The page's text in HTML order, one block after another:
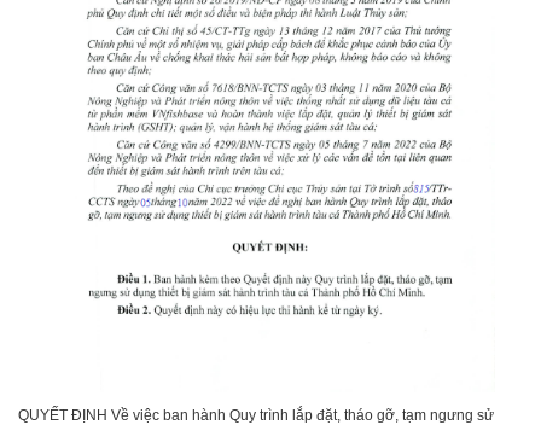
QUYẾT ĐỊNH Về việc ban hành Quy trình lắp đặt, tháo gỡ, tạm ngưng sử